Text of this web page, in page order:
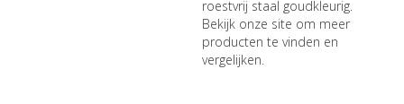
roestvrij staal goudkleurig.
Bekijk onze site om meer
producten te vinden en
vergelijken.